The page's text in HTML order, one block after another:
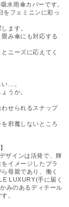
水雨傘カバーです。
をフェミニンに彩っ
ます。
み傘にも対応する
ニーズに応えてく
…。
うか。
せられるスナップ
邪魔しないところ
ザインは活発で、輝
イメージしたブラ
母親であり、働く
LUXURY(手に届く
みのあるディテール
。